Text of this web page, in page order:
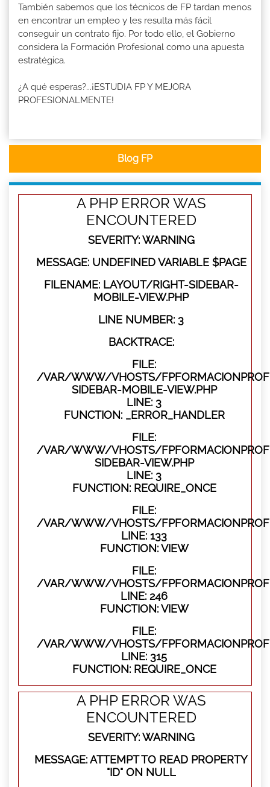
También sabemos que los técnicos de FP tardan menos
en encontrar un empleo y les resulta más fácil
conseguir un contrato fijo. Por todo ello, el Gobierno
considera la Formación Profesional como una apuesta
estratégica.
¿A qué esperas?...¡ESTUDIA FP Y MEJORA
PROFESIONALMENTE!
Blog FP
A PHP ERROR WAS
ENCOUNTERED
SEVERITY: WARNING
MESSAGE: UNDEFINED VARIABLE $PAGE
FILENAME: LAYOUT/RIGHT-SIDEBAR-
MOBILE-VIEW.PHP
LINE NUMBER: 3
BACKTRACE:
FILE:
/VAR/WWW/VHOSTS/
SIDEBAR-MOBILE-VIEW.PHP
LINE: 3
FUNCTION: _ERROR_HANDLER
FILE:
/VAR/WWW/VHOSTS/
SIDEBAR-VIEW.PHP
LINE: 3
FUNCTION: REQUIRE_ONCE
FILE:
/VAR/WWW/VHOSTS/
LINE: 133
FUNCTION: VIEW
FILE:
/VAR/WWW/VHOSTS/
LINE: 246
FUNCTION: VIEW
FILE:
/VAR/WWW/VHOSTS/
LINE: 315
FUNCTION: REQUIRE_ONCE
A PHP ERROR WAS
ENCOUNTERED
SEVERITY: WARNING
MESSAGE: ATTEMPT TO READ PROPERTY
"ID" ON NULL